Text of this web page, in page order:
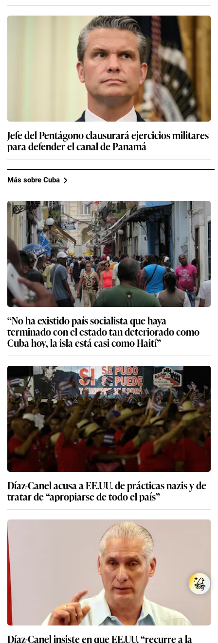
Jefe del Pentágono clausurará ejercicios militares
para defender el canal de Panamá
Más sobre Cuba
“No ha existido país socialista que haya
terminado con el estado tan deteriorado como
Cuba hoy, la isla está casi como Haití”
Díaz-Canel acusa a EE.UU. de prácticas nazis y de
tratar de “apropiarse de todo el país”
Díaz-Canel insiste en que EE.UU. “recurre a la